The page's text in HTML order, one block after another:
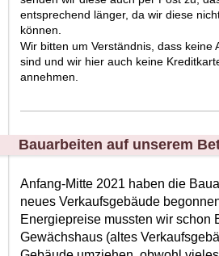
entsprechend länger, da wir diese
können.
Wir bitten um Verständnis, dass keine
sind und wir hier auch keine
annehmen.
Bauarbeiten auf unserem
Anfang-Mitte 2021 haben die
neues Verkaufsgebäude
Energiepreise mussten wir schon
Gewächshaus (altes